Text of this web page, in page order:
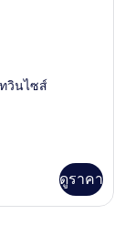
วินไซส์
ดูราคา
นที่ทำงานแบบใช้แล็